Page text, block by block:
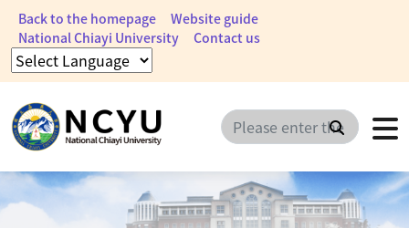
Back to the homepage
Website guide
National Chiayi University
Contact us
Search